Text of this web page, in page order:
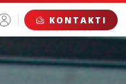
KONTAKTI